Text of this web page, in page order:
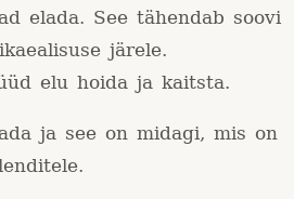
elada. See tähendab soovi
järele.
elu hoida ja kaitsta.
ja see on midagi, mis on